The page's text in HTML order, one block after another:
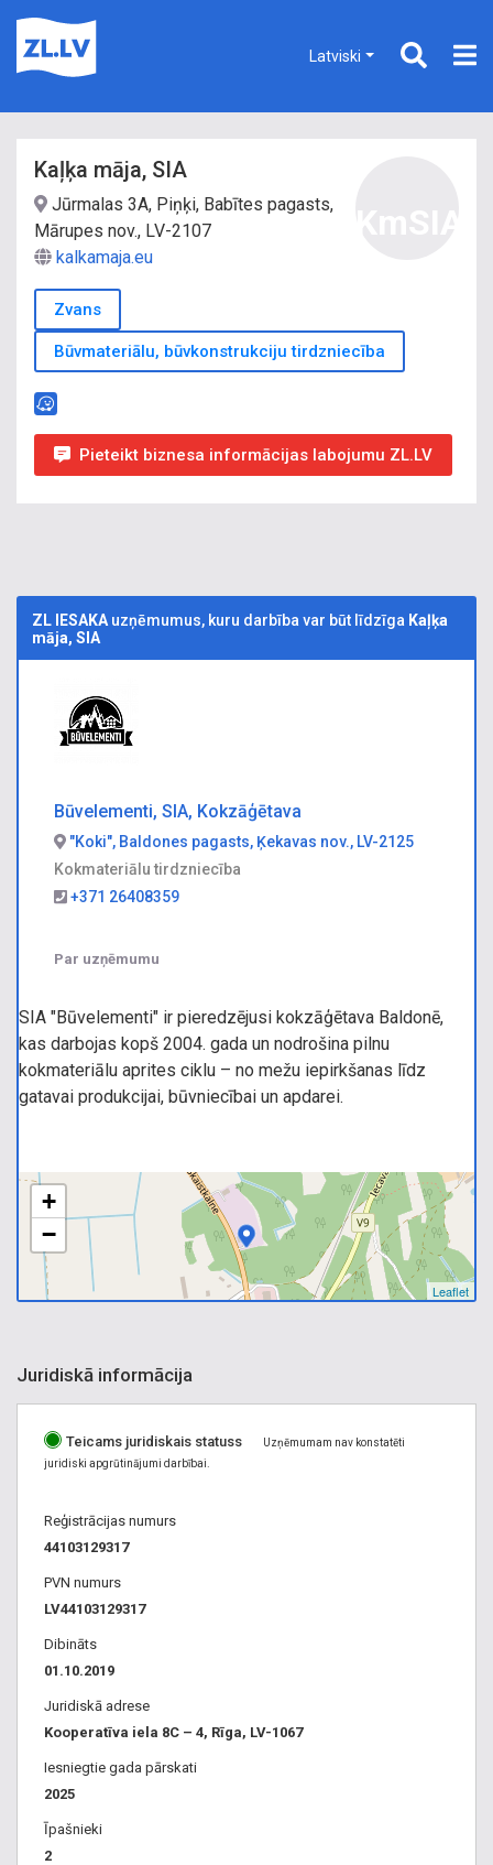
Latviski
Kaļķa māja, SIA
Jūrmalas 3A, Piņķi, Babītes pagasts,
Mārupes nov., LV-2107
kalkamaja.eu
Zvans
Būvmateriālu, būvkonstrukciju tirdzniecība
Pieteikt biznesa informācijas labojumu ZL.LV
ZL IESAKA uzņēmumus, kuru darbība var būt līdzīga Kaļķa
māja, SIA
Būvelementi, SIA, Kokzāģētava
"Koki", Baldones pagasts, Ķekavas nov., LV-2125
Kokmateriālu tirdzniecība
+371 26408359
Par uzņēmumu
SIA "Būvelementi" ir pieredzējusi kokzāģētava Baldonē,
kas darbojas kopš 2004. gada un nodrošina pilnu
kokmateriālu aprites ciklu – no mežu iepirkšanas līdz
gatavai produkcijai, būvniecībai un apdarei.
+
−
Leaflet
Juridiskā informācija
Teicams juridiskais statuss
Uzņēmumam nav konstatēti
juridiski apgrūtinājumi darbībai.
Reģistrācijas numurs
44103129317
PVN numurs
LV44103129317
Dibināts
01.10.2019
Juridiskā adrese
Kooperatīva iela 8C – 4, Rīga, LV-1067
Iesniegtie gada pārskati
2025
Īpašnieki
2